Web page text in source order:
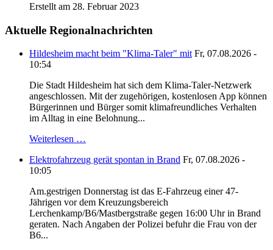
Erstellt am 28. Februar 2023
Aktuelle Regionalnachrichten
Hildesheim macht beim "Klima-Taler" mit Fr, 07.08.2026 -
10:54
Die Stadt Hildesheim hat sich dem Klima-Taler-Netzwerk
angeschlossen. Mit der zugehörigen, kostenlosen App können
Bürgerinnen und Bürger somit klimafreundliches Verhalten
im Alltag in eine Belohnung...
Weiterlesen …
Elektrofahrzeug gerät spontan in Brand Fr, 07.08.2026 -
10:05
Am.gestrigen Donnerstag ist das E-Fahrzeug einer 47-
Jährigen vor dem Kreuzungsbereich
Lerchenkamp/B6/Mastbergstraße gegen 16:00 Uhr in Brand
geraten. Nach Angaben der Polizei befuhr die Frau von der
B6...